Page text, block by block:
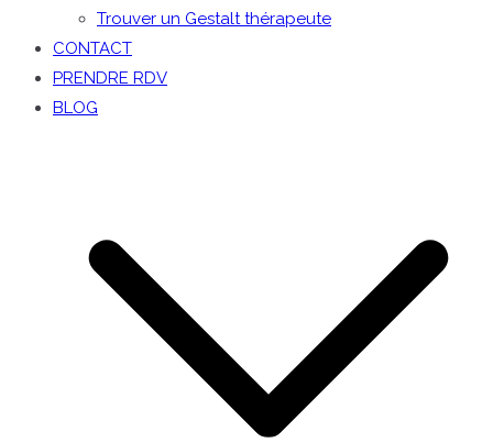
Trouver un Gestalt thérapeute
CONTACT
PRENDRE RDV
BLOG